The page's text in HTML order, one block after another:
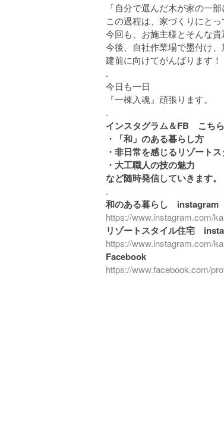
「自分で選んだ木が家の一部
この過程は、家づくりにと
今回も、お施主様とそんな
今後、自社作業場で墨付け、
建前に向けてがんばります！
.
今日も一日
『一棟入魂』頑張ります。
.
インスタグラム＆FB こち
・「和」のある暮らし方
・非日常を感じるリゾート
・大工職人の技の魅力
など随時発信していきます。
.
和のある暮らし
https://www.instagram.com/
リゾートスタイル住宅
https://www.instagram.com/
https://www.facebook.com/